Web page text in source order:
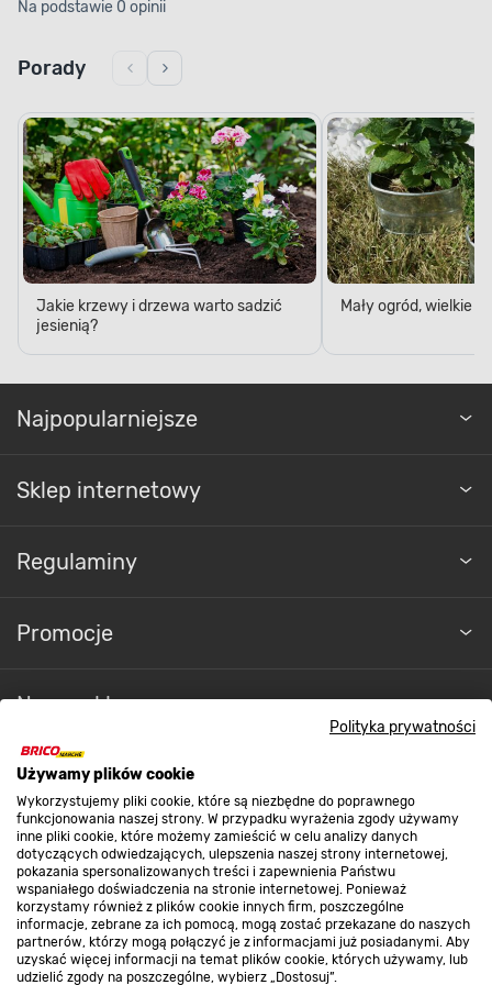
Polityka prywatności
Używamy plików cookie
Wykorzystujemy pliki cookie, które są niezbędne do poprawnego
funkcjonowania naszej strony. W przypadku wyrażenia zgody używamy
inne pliki cookie, które możemy zamieścić w celu analizy danych
dotyczących odwiedzających, ulepszenia naszej strony internetowej,
pokazania spersonalizowanych treści i zapewnienia Państwu
wspaniałego doświadczenia na stronie internetowej. Ponieważ
korzystamy również z plików cookie innych firm, poszczególne
informacje, zebrane za ich pomocą, mogą zostać przekazane do naszych
partnerów, którzy mogą połączyć je z informacjami już posiadanymi. Aby
uzyskać więcej informacji na temat plików cookie, których używamy, lub
udzielić zgody na poszczególne, wybierz „Dostosuj”.
Na podstawie 0 opinii
Porady
Jakie krzewy i drzewa warto sadzić
jesienią?
Mały ogród, wielkie
Najpopularniejsze
Sklep internetowy
Regulaminy
Promocje
Nasze sklepy
O nas
Kontakt do sklepu
Strefa biznesu